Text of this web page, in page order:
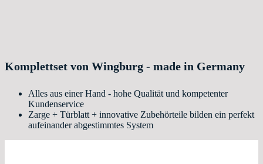
Komplettset von Wingburg - made in Germany
Alles aus einer Hand - hohe Qualität und kompetenter
Kundenservice
Zarge + Türblatt + innovative Zubehörteile bilden ein perfekt
aufeinander abgestimmtes System